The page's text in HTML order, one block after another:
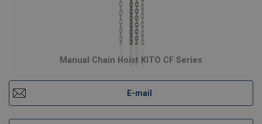
Manual Chain Hoist KITO CF Series
E-mail